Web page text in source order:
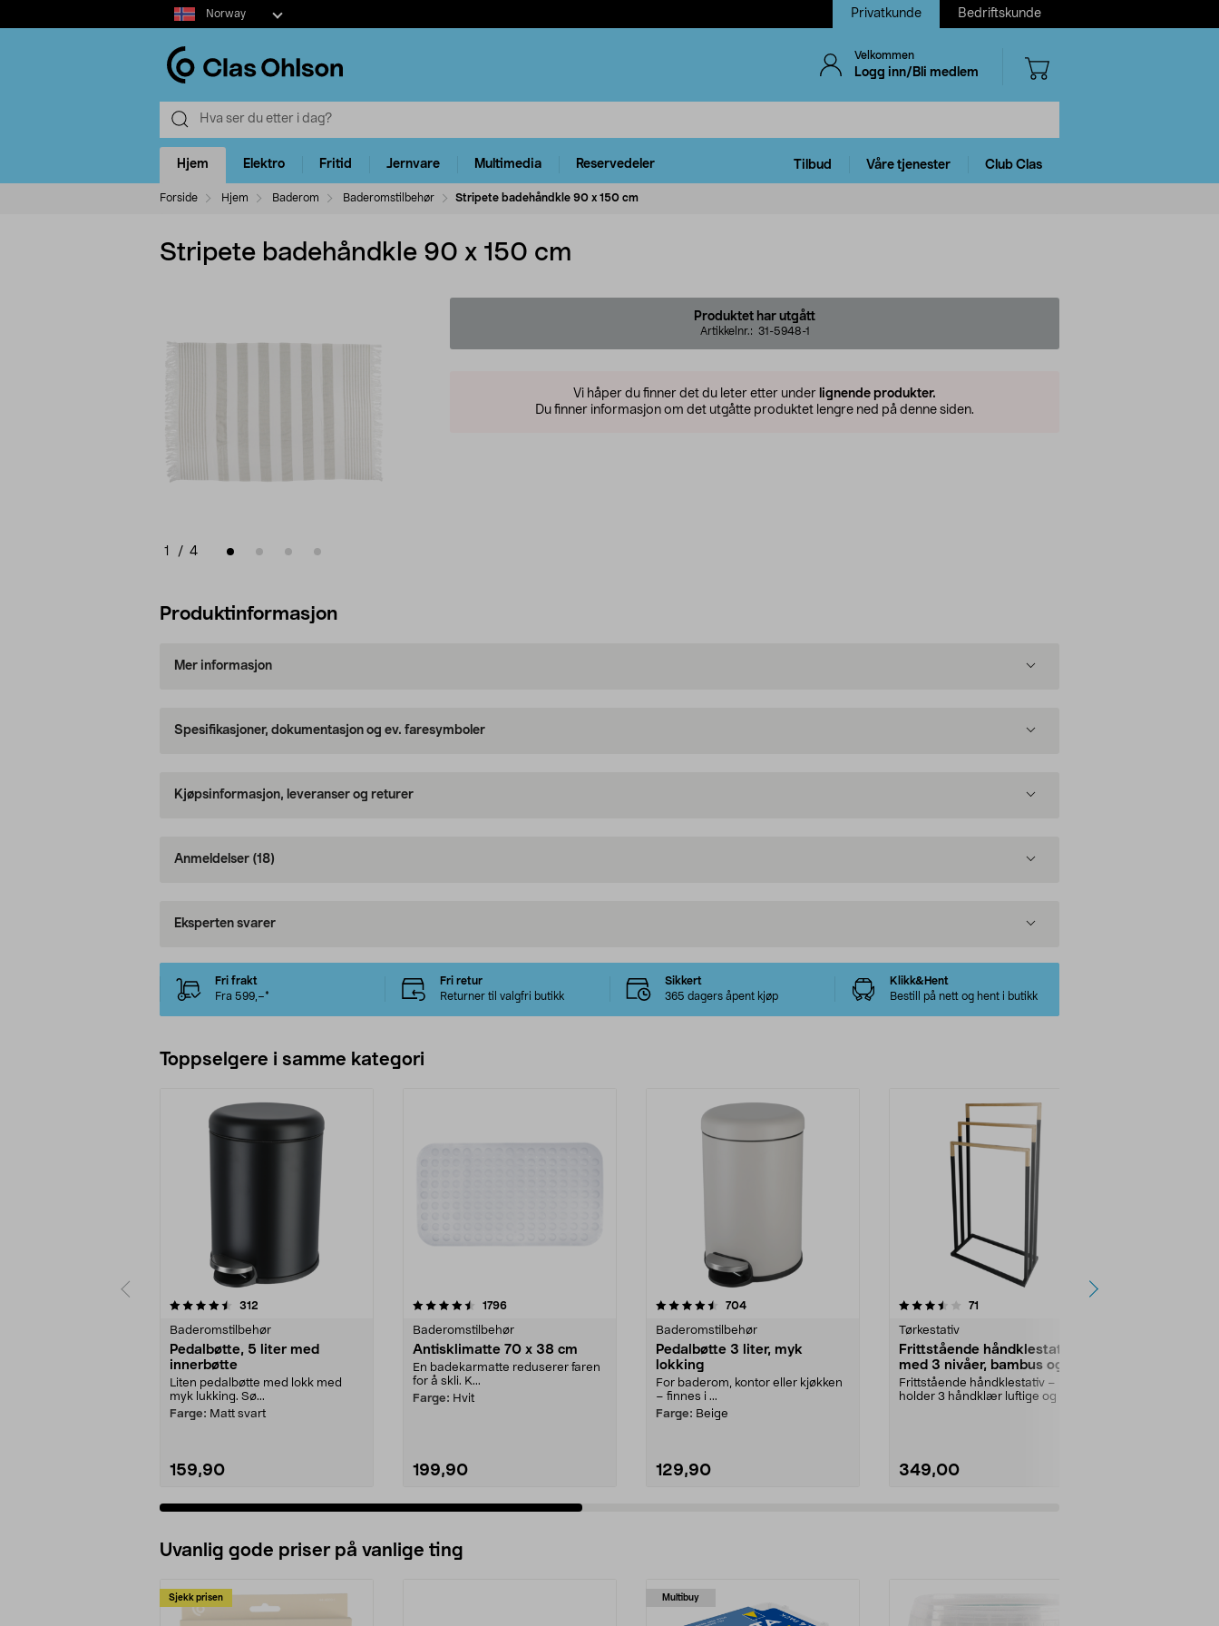
Select
market
Norway Privatkunde Bedriftskunde
Velkommen
Logg inn/Bli medlem
Hjem Elektro Fritid Jernvare Multimedia Reservedeler Tilbud Våre tjenester Club Clas
Forside Hjem Baderom Baderomstilbehør Stripete badehåndkle 90 x 150 cm
Stripete badehåndkle 90 x 150 cm
1 / 4
Produktet har utgått
Artikkelnr.: 31-5948-1
Vi håper du finner det du leter etter under lignende produkter.
Du finner informasjon om det utgåtte produktet lengre ned på denne siden.
Produktinformasjon
Mer informasjon
Spesifikasjoner, dokumentasjon og ev. faresymboler
Kjøpsinformasjon, leveranser og returer
Anmeldelser (18)
Eksperten svarer
Fri frakt
Fra 599,–*
Fri retur
Returner til valgfri butikk
Sikkert
365 dagers åpent kjøp
Klikk&Hent
Bestill på nett og hent i butikk
Toppselgere i samme kategori
312
Baderomstilbehør
Pedalbøtte, 5 liter med
innerbøtte
Liten pedalbøtte med lokk med
myk lukking. Sø...
Farge: Matt svart
159,90
4.5 av 5 stjerner 1796anmeldelser
Baderomstilbehør
Antisklimatte 70 x 38 cm
En badekarmatte reduserer faren
for å skli. K...
Farge: Hvit
199,90
4.5 av 5 stjerner 704anmeldelser
Baderomstilbehør
Pedalbøtte 3 liter, myk
lokking
For baderom, kontor eller kjøkken
– finnes i ...
Farge: Beige
129,90
3.5 av 5 stjerner 71
Tørkestativ
Frittstående håndklestativ
med 3 nivåer, bambus og
svart metall
Frittstående håndklestativ –
holder 3 håndklær luftige og tørre.
349,00
4.5 av 5 stjerner
Uvanlig gode priser på vanlige ting
Sjekk prisen Multibuy